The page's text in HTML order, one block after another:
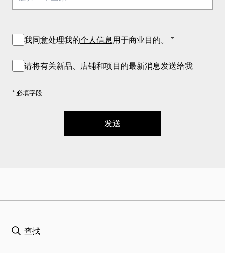
我同意处理我的个人信息 用于商业目的。 *
请将有关新品、店铺和项目的最新消息发送给我
* 必填字段
发送
查找